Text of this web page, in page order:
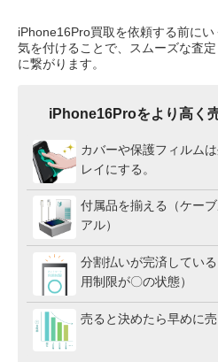
iPhone16Pro買取を依頼する前に
気を付けることで、スムーズな査
に繋がります。
iPhone16Proをより高く
カバーや保護フィルム
レイにする。
付属品を揃える（ケー
アル）
分割払いが完済してい
用制限が〇の状態）
売ると決めたら早めに売